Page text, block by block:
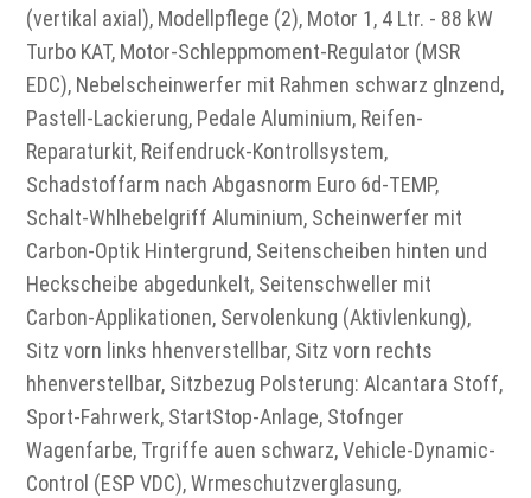
(vertikal axial), Modellpflege (2), Motor 1, 4 Ltr. - 88 kW
Turbo KAT, Motor-Schleppmoment-Regulator (MSR
EDC), Nebelscheinwerfer mit Rahmen schwarz glnzend,
Pastell-Lackierung, Pedale Aluminium, Reifen-
Reparaturkit, Reifendruck-Kontrollsystem,
Schadstoffarm nach Abgasnorm Euro 6d-TEMP,
Schalt-Whlhebelgriff Aluminium, Scheinwerfer mit
Carbon-Optik Hintergrund, Seitenscheiben hinten und
Heckscheibe abgedunkelt, Seitenschweller mit
Carbon-Applikationen, Servolenkung (Aktivlenkung),
Sitz vorn links hhenverstellbar, Sitz vorn rechts
hhenverstellbar, Sitzbezug Polsterung: Alcantara Stoff,
Sport-Fahrwerk, StartStop-Anlage, Stofnger
Wagenfarbe, Trgriffe auen schwarz, Vehicle-Dynamic-
Control (ESP VDC), Wrmeschutzverglasung,